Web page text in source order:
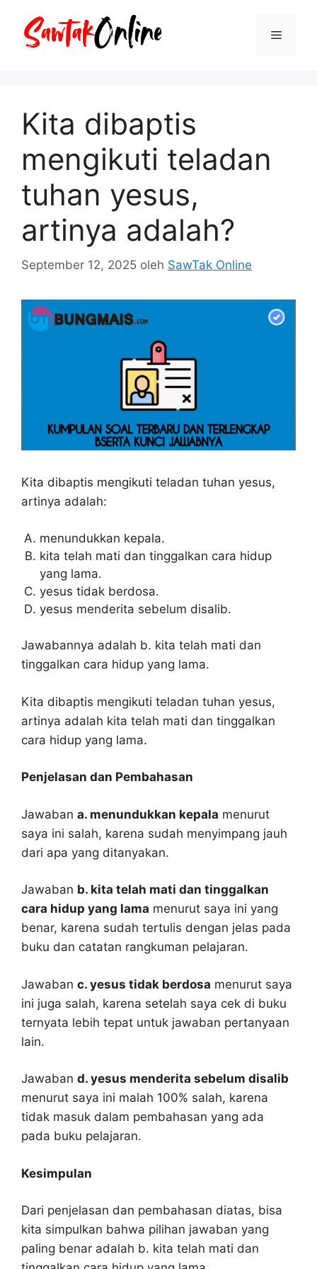
Menu
Kita dibaptis
mengikuti teladan
tuhan yesus,
artinya adalah?
September 12, 2025 oleh SawTak Online
Kita dibaptis mengikuti teladan tuhan yesus,
artinya adalah:
menundukkan kepala.
kita telah mati dan tinggalkan cara hidup
yang lama.
yesus tidak berdosa.
yesus menderita sebelum disalib.
Jawabannya adalah b. kita telah mati dan
tinggalkan cara hidup yang lama.
Kita dibaptis mengikuti teladan tuhan yesus,
artinya adalah kita telah mati dan tinggalkan
cara hidup yang lama.
Penjelasan dan Pembahasan
Jawaban a. menundukkan kepala menurut
saya ini salah, karena sudah menyimpang jauh
dari apa yang ditanyakan.
Jawaban b. kita telah mati dan tinggalkan
cara hidup yang lama menurut saya ini yang
benar, karena sudah tertulis dengan jelas pada
buku dan catatan rangkuman pelajaran.
Jawaban c. yesus tidak berdosa menurut saya
ini juga salah, karena setelah saya cek di buku
ternyata lebih tepat untuk jawaban pertanyaan
lain.
Jawaban d. yesus menderita sebelum disalib
menurut saya ini malah 100% salah, karena
tidak masuk dalam pembahasan yang ada
pada buku pelajaran.
Kesimpulan
Dari penjelasan dan pembahasan diatas, bisa
kita simpulkan bahwa pilihan jawaban yang
paling benar adalah b. kita telah mati dan